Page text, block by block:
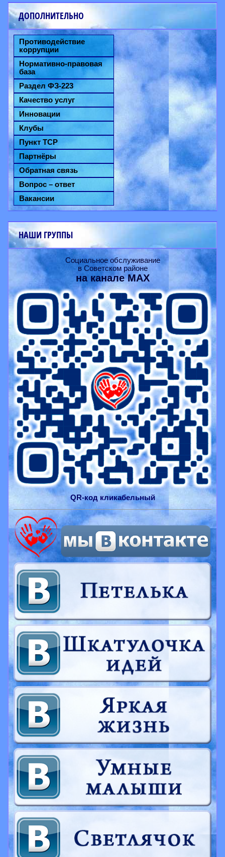
ДОПОЛНИТЕЛЬНО
Противодействие
коррупции
Нормативно-правовая
база
Раздел ФЗ-223
Качество услуг
Инновации
Клубы
Пункт ТСР
Партнёры
Обратная связь
Вопрос – ответ
Вакансии
НАШИ ГРУППЫ
Социальное обслуживание
в Советском районе
на каналеMAX
QR-код кликабельный